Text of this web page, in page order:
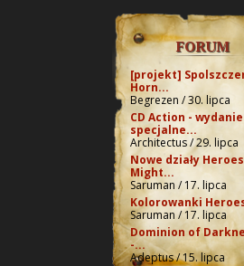
FORUM
[projekt]
Horn...
Begrezen / 30. lipca
CD Action - wydanie
specjalne...
Architectus / 29. lipca
Nowe działy
Might...
Saruman / 17. lipca
Kolorowanki
Saruman / 17. lipca
Dominion of
-...
Adeptus / 15. lipca